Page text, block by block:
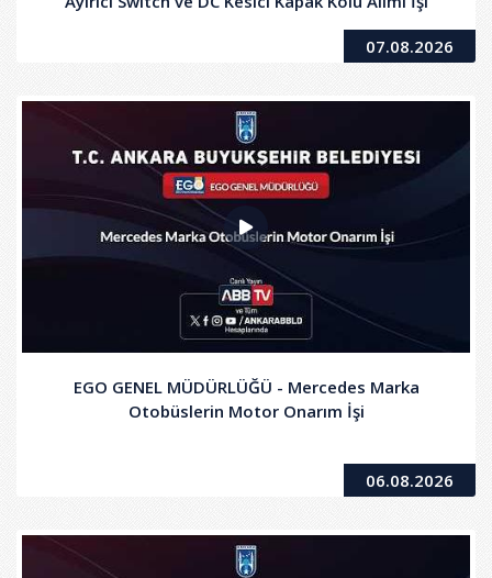
07.08.2026
EGO GENEL MÜDÜRLÜĞÜ - Mercedes Marka
Otobüslerin Motor Onarım İşi
06.08.2026